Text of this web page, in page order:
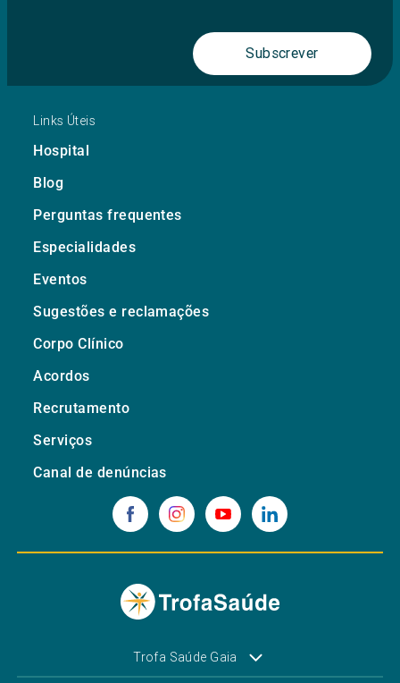
Subscrever
Links Úteis
Hospital
Blog
Perguntas frequentes
Especialidades
Eventos
Sugestões e reclamações
Corpo Clínico
Acordos
Recrutamento
Serviços
Canal de denúncias
Trofa Saúde Gaia